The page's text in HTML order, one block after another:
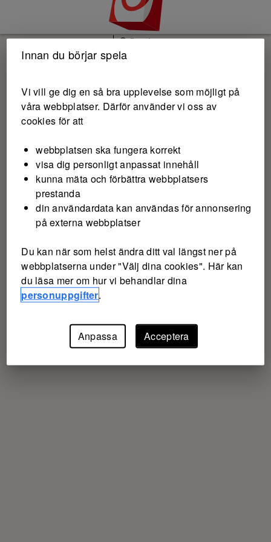
Gräsroten
Innan du börjar spela
Vi vill ge dig en så bra upplevelse som möjligt på
våra webbplatser. Därför använder vi oss av
cookies för att
webbplatsen ska fungera korrekt
visa dig personligt anpassat innehåll
kunna mäta och förbättra webbplatsers
prestanda
din användardata kan användas för annonsering
på externa webbplatser
Du kan när som helst ändra ditt val längst ner på
webbplatserna under "Välj dina cookies". Här kan
du läsa mer om hur vi behandlar dina
personuppgifter.
Anpassa Acceptera